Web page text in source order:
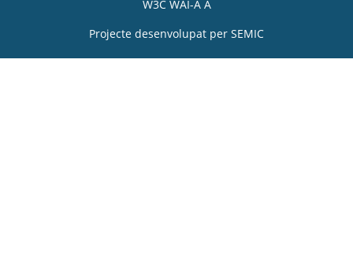
W3C WAI-A A
Projecte desenvolupat per SEMIC